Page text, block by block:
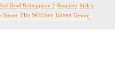
Dead Redemption 2 Requiem Rick y
Sinner The Witcher Torrent Venom